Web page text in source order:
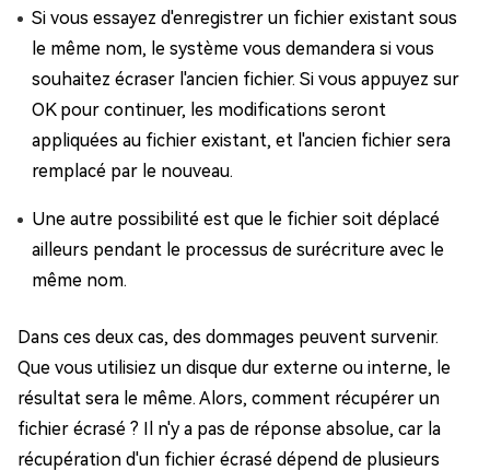
Si vous essayez d'enregistrer un fichier existant sous
le même nom, le système vous demandera si vous
souhaitez écraser l'ancien fichier. Si vous appuyez sur
OK pour continuer, les modifications seront
appliquées au fichier existant, et l'ancien fichier sera
remplacé par le nouveau.
Une autre possibilité est que le fichier soit déplacé
ailleurs pendant le processus de surécriture avec le
même nom.
Dans ces deux cas, des dommages peuvent survenir.
Que vous utilisiez un disque dur externe ou interne, le
résultat sera le même. Alors, comment récupérer un
fichier écrasé ? Il n'y a pas de réponse absolue, car la
récupération d'un fichier écrasé dépend de plusieurs